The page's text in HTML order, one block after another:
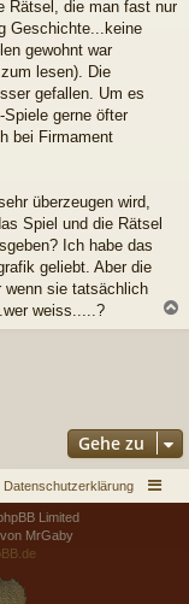
Rätsel, die man fast nur
Geschichte...keine
gewohnt war
lesen). Die
gefallen. Um es
gerne öfter
bei Firmament
überzeugen wird,
Spiel und die Rätsel
Ich habe das
geliebt. Aber die
wenn sie tatsächlich
weiss.....?
a
Gehe zu
Datenschutzerklärung
Limited
MrGaby